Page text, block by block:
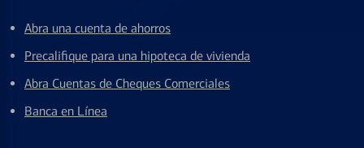
Abra una cuenta de ahorros
Precalifique para una hipoteca de vivienda
Abra Cuentas de Cheques Comerciales
Banca en Línea